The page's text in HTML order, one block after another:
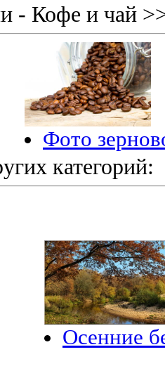
- Кофе и чай
Фото
категорий:
Осенние